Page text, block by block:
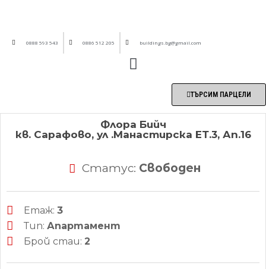
0888 593 543 0886 512 205 buildings.bg@gmail.com
ТЪРСИМ ПАРЦЕЛИ
Флора Бийч
кв. Сарафово, ул .Манастирска ЕТ.3, Ап.16
Статус: Свободен
Етаж: 3
Тип: Апартамент
Брой стаи: 2